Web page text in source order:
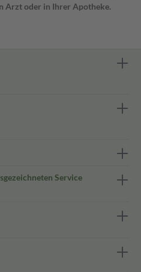
Arzt oder in Ihrer Apotheke.
Service